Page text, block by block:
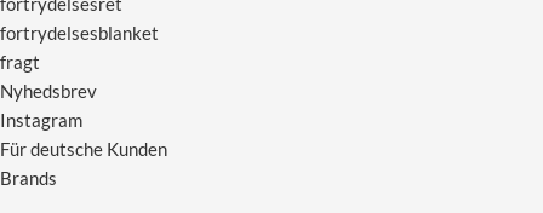
fortrydelsesblanket
fragt
Nyhedsbrev
Instagram
Für deutsche Kunden
Brands